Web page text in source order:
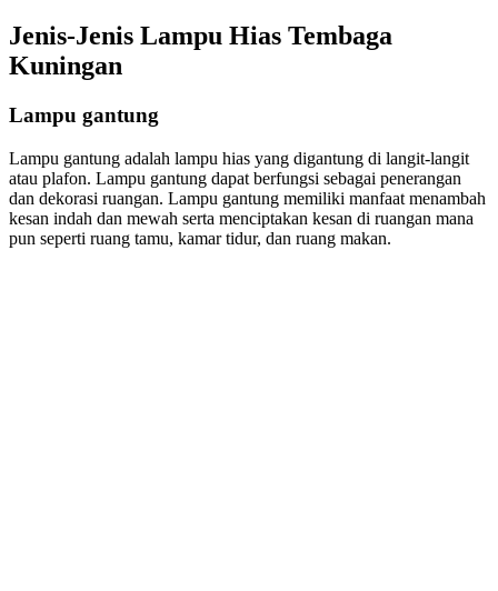
Jenis-Jenis Lampu Hias Tembaga
Kuningan
Lampu gantung
Lampu gantung adalah lampu hias yang digantung di langit-langit
atau plafon. Lampu gantung dapat berfungsi sebagai penerangan
dan dekorasi ruangan. Lampu gantung memiliki manfaat menambah
kesan indah dan mewah serta menciptakan kesan di ruangan mana
pun seperti ruang tamu, kamar tidur, dan ruang makan.